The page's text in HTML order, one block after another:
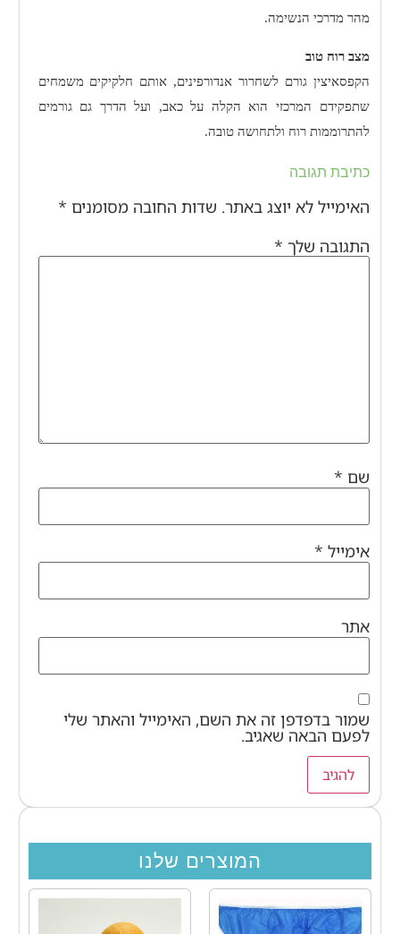
המוצרים שלנו
מהר מדרכי הנשימה.
מצב רוח טוב
הקפסאיצין גורם לשחרור אנדורפינים, אותם חלקיקים משמחים
שתפקידם המרכזי הוא הקלה על כאב, ועל הדרך גם גורמים
להתרוממות רוח ולתחושה טובה.
כתיבת תגובה
האימייל לא יוצג באתר. שדות החובה מסומנים *
התגובה שלך *
שם *
אימייל *
אתר
שמור בדפדפן זה את השם, האימייל והאתר שלי
לפעם הבאה שאגיב.